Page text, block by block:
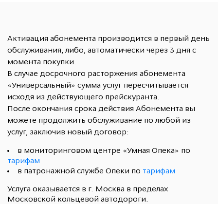
Активация абонемента производится в первый день
обслуживания, либо, автоматически через 3 дня с
момента покупки.
В случае досрочного расторжения абонемента
«Универсальный» сумма услуг пересчитывается
исходя из действующего прейскуранта.
После окончания срока действия Абонемента вы
можете продолжить обслуживание по любой из
услуг, заключив новый договор:
в мониторинговом центре «Умная Опека» по
тарифам
в патронажной службе Опеки по тарифам
Услуга оказывается в г. Москва в пределах
Московской кольцевой автодороги.